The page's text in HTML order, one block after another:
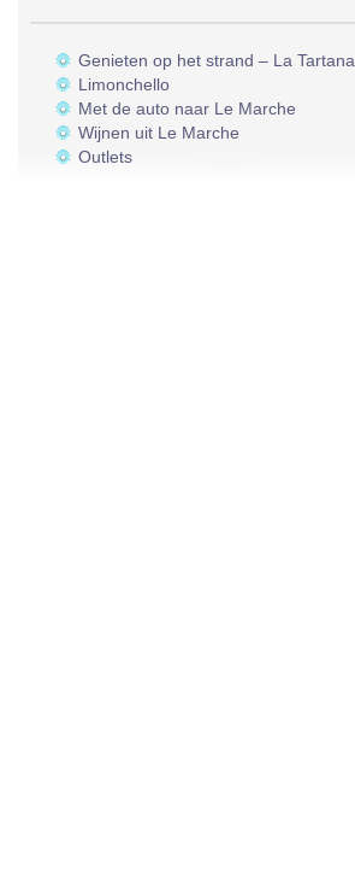
Genieten op het strand – La Tartana
Limonchello
Met de auto naar Le Marche
Wijnen uit Le Marche
Outlets